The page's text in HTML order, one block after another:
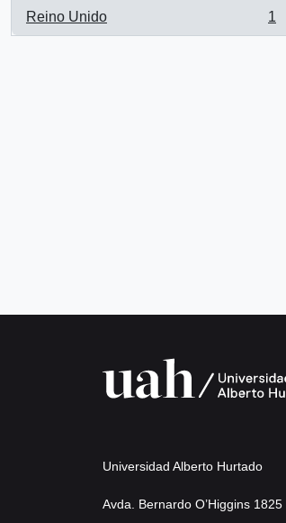
Reino Unido
, 1 results
1
Universidad Alberto Hurtado
Avda. Bernardo O’Higgins 1825